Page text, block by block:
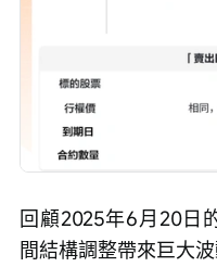
回顧2025年6月20日
間結構調整帶來巨大